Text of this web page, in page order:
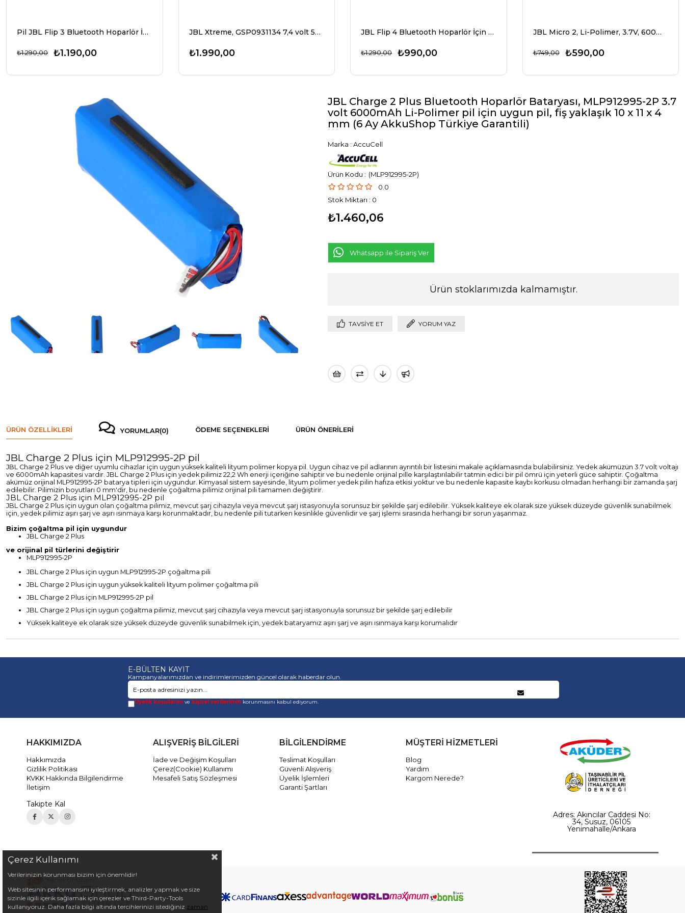
Pil JBL Flip 3 Bluetooth Hoparlör İçin Batarya GSP872693 3.7 Volt 3000mAh Li-Polimer Pil
₺1.190,00
₺1.290,00
JBL Xtreme, GSP0931134 7,4 volt 5000mAh Li-Polimer pil için uygun pil
₺1.990,00
JBL Flip 4 Bluetooth Hoparlör İçin Pil Flip 4 ÖZEL BASKI GSP872693 01 Li-Polimer, 3,7 volt 3000mAh maks. 11,1Wh
₺990,00
₺1.290,00
JBL Micro 2, Li-Polimer, 3.7V, 600mAh, 2.2Wh pil
₺590,00
₺749,00
JBL Charge 2 Plus Bluetooth Hoparlör Bataryası, MLP912995-2P 3.7
volt 6000mAh Li-Polimer pil için uygun pil, fiş yaklaşık 10 x 11 x 4
mm (6 Ay AkkuShop Türkiye Garantili)
Marka : AccuCell
(MLP912995-2P)
0.0
Stok Miktarı : 0
₺1.460,06
Whatsapp ile Sipariş Ver
Ürün stoklarımızda kalmamıştır.
TAVSIYE ET YORUM YAZ
ÜRÜN ÖZELLIKLERI YORUMLAR(0) ÖDEME SEÇENEKLERI ÜRÜN ÖNERILERI
JBL Charge 2 Plus için MLP912995-2P pil
JBL Charge 2 Plus ve diğer uyumlu cihazlar için uygun yüksek kaliteli lityum polimer kopya pil. Uygun cihaz ve pil adlarının ayrıntılı bir listesini makale açıklamasında bulabilirsiniz. Yedek akümüzün 3.7 volt voltajı
ve 6000mAh kapasitesi vardır. JBL Charge 2 Plus için yedek pilimiz 22,2 Wh enerji içeriğine sahiptir ve bu nedenle orijinal pille karşılaştırılabilir tatmin edici bir pil ömrü için yeterli güce sahiptir. Çoğaltma
akümüz orijinal MLP912995-2P batarya tipleri için uygundur. Kimyasal sistem sayesinde, lityum polimer yedek pilin hafıza etkisi yoktur ve bu nedenle kapasite kaybı korkusu olmadan herhangi bir zamanda şarj
edilebilir. Pilimizin boyutları 0 mm'dir, bu nedenle çoğaltma pilimiz orijinal pili tamamen değiştirir.
JBL Charge 2 Plus için MLP912995-2P pil
JBL Charge 2 Plus için uygun olan çoğaltma pilimiz, mevcut şarj cihazıyla veya mevcut şarj istasyonuyla sorunsuz bir şekilde şarj edilebilir. Yüksek kaliteye ek olarak size yüksek düzeyde güvenlik sunabilmek
için, yedek pilimiz aşırı şarj ve aşırı ısınmaya karşı korunmaktadır, bu nedenle pili tutarken kesinlikle güvenlidir ve şarj işlemi sırasında herhangi bir sorun yaşanmaz.
Bizim çoğaltma pil için uygundur
JBL Charge 2 Plus
ve orijinal pil türlerini değiştirir
MLP912995-2P
JBL Charge 2 Plus için uygun MLP912995-2P çoğaltma pili
JBL Charge 2 Plus için uygun yüksek kaliteli lityum polimer çoğaltma pili
JBL Charge 2 Plus için MLP912995-2P pil
JBL Charge 2 Plus için uygun çoğaltma pilimiz, mevcut şarj cihazıyla veya mevcut şarj istasyonuyla sorunsuz bir şekilde şarj edilebilir
Yüksek kaliteye ek olarak size yüksek düzeyde güvenlik sunabilmek için, yedek bataryamız aşırı şarj ve aşırı ısınmaya karşı korumalıdır
E-BÜLTEN KAYIT
Kampanyalarımızdan ve indirimlerimizden güncel olarak haberdar olun.
Üyelik koşullarını ve kişisel verilerimin korunmasını kabul ediyorum.
HAKKIMIZDA
Hakkımızda
Gizlilik Politikası
KVKK Hakkında Bilgilendirme
İletişim
Takipte Kal
ALIŞVERİŞ BİLGİLERİ
İade ve Değişim Koşulları
Çerez(Cookie) Kullanımı
Mesafeli Satış Sözleşmesi
BİLGİLENDİRME
Teslimat Koşulları
Güvenli Alışveriş
Üyelik İşlemleri
Garanti Şartları
MÜŞTERİ HİZMETLERİ
Blog
Yardım
Kargom Nerede?
Adres: Akıncılar Caddesi No:
34, Susuz, 06105
Yenimahalle/Ankara
Çerez Kullanımı
Verilerinizin korunması bizim için önemlidir!
Web sitesinin performansını iyileştirmek, analizler yapmak ve size
sizinle ilgili içerik sağlamak için çerezler ve Third-Party-Tools
kullanıyoruz. Daha fazla bilgi altında tercihlerinizi istediğiniz zaman